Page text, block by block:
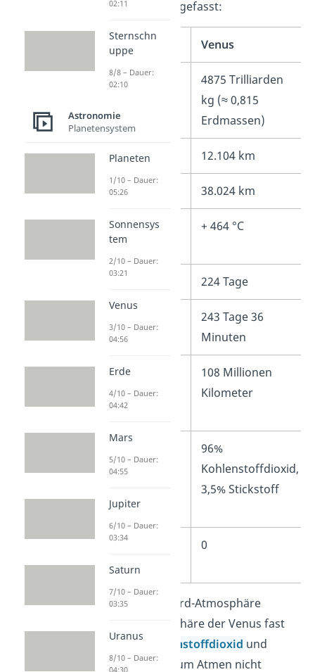
für dich zusammengefasst:
Eigenschaft Venus
Masse
4875 Trilliarden
kg (≈ 0,815
Erdmassen)
Durchmesser 12.104 km
Umfang 38.024 km
Durchschnittliche
Temperatur
+ 464 °C
224 Tage
243 Tage 36
Minuten
Abstand zur
Sonne
108 Millionen
Kilometer
96%
Kohlenstoffdioxid,
3,5% Stickstoff
Anzahl der
Monde
0
Im Gegensatz zur Erd-Atmosphäre
besteht die Atmosphäre der Venus fast
gänzlich aus
Kohlenstoffdioxid und
Stickstoff und ist zum Atmen nicht
02:11
Sternschn
uppe
8/8 – Dauer:
02:10
Astronomie
Planetensystem
Planeten
1/10 – Dauer:
05:26
Sonnensys
tem
2/10 – Dauer:
03:21
Venus
3/10 – Dauer:
04:56
Erde
4/10 – Dauer:
04:42
Mars
5/10 – Dauer:
04:55
Jupiter
6/10 – Dauer:
03:34
Saturn
7/10 – Dauer:
03:35
Uranus
8/10 – Dauer:
04:30